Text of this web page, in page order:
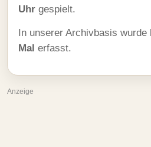
Uhr gespielt.
In unserer Archivbasis wurde
Mal erfasst.
Anzeige